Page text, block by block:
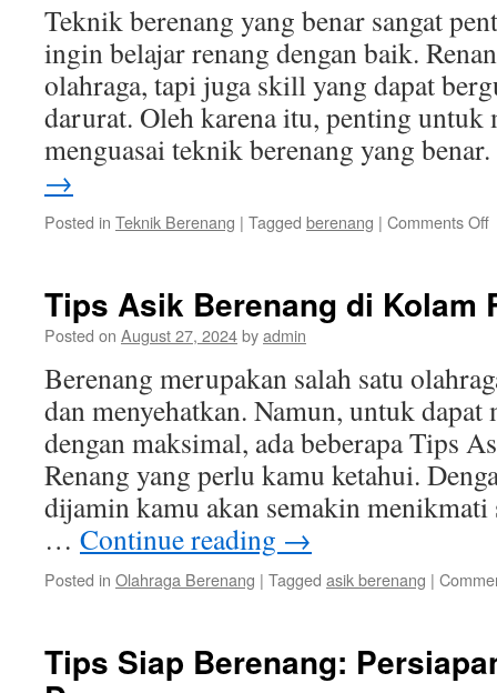
Teknik berenang yang benar sangat
ingin belajar renang dengan baik.
olahraga, tapi juga skill yang dapat
darurat. Oleh karena itu, penting untuk
menguasai teknik berenang yang
→
Posted in Teknik Berenang | Tagged berenang | Comments Off
Tips Asik Berenang di Kolam
Posted on August 27, 2024byadmin
Berenang merupakan salah satu
dan menyehatkan. Namun, untuk
dengan maksimal, ada beberapa Tips
Renang yang perlu kamu ketahui.
dijamin kamu akan semakin menikmati
… Continue reading →
Posted in Olahraga Berenang | Tagged asik berenang |
Tips Siap Berenang: